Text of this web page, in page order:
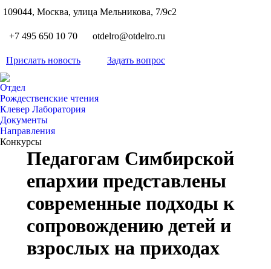
109044, Москва, улица Мельникова, 7/9с2
+7 495 650 10 70 otdelro@otdelro.ru
Прислать новость Задать вопрос
Отдел
Рождественские чтения
Клевер Лаборатория
Документы
Направления
Конкурсы
Педагогам Симбирской
епархии представлены
современные подходы к
сопровождению детей и
взрослых на приходах